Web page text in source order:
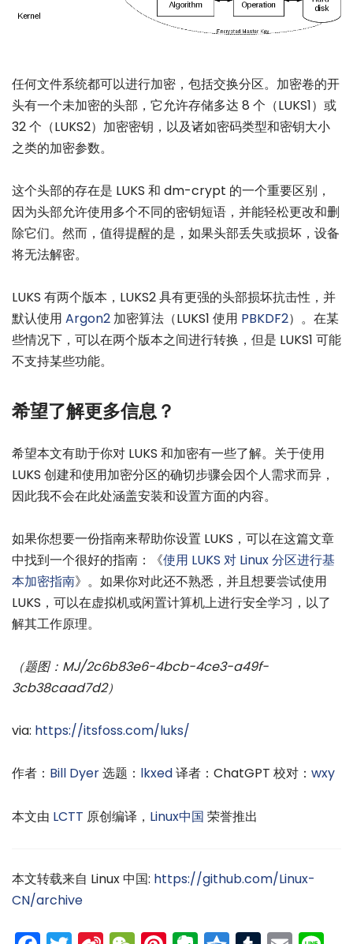
任何文件系统都可以进行加密，包括交换分区。加密卷的开
头有一个未加密的头部，它允许存储多达 8 个（LUKS1）或
32 个（LUKS2）加密密钥，以及诸如密码类型和密钥大小
之类的加密参数。
这个头部的存在是 LUKS 和 dm-crypt 的一个重要区别，
因为头部允许使用多个不同的密钥短语，并能轻松更改和删
除它们。然而，值得提醒的是，如果头部丢失或损坏，设备
将无法解密。
LUKS 有两个版本，LUKS2 具有更强的头部损坏抗击性，并
默认使用 Argon2加密算法（LUKS1 使用 PBKDF2）。在某
些情况下，可以在两个版本之间进行转换，但是 LUKS1 可能
不支持某些功能。
希望了解更多信息？
希望本文有助于你对 LUKS 和加密有一些了解。关于使用
LUKS 创建和使用加密分区的确切步骤会因个人需求而异，
因此我不会在此处涵盖安装和设置方面的内容。
如果你想要一份指南来帮助你设置 LUKS，可以在这篇文章
中找到一个很好的指南：《使用 LUKS 对 Linux 分区进行基
本加密指南》。如果你对此还不熟悉，并且想要尝试使用
LUKS，可以在虚拟机或闲置计算机上进行安全学习，以了
解其工作原理。
（题图：MJ/2c6b83e6-4bcb-4ce3-a49f-
3cb38caad7d2）
via: https://itsfoss.com/luks/
作者： Bill Dyer选题： lkxed译者：ChatGPT 校对： wxy
本文由 LCTT 原创编译， Linux中国 荣誉推出
本文转载来自 Linux 中国: https://github.com/Linux-
CN/archive